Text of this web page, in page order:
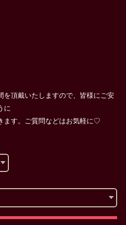
を頂戴いたしますので、皆様にご安
に
ます。ご質問などはお気軽に♡